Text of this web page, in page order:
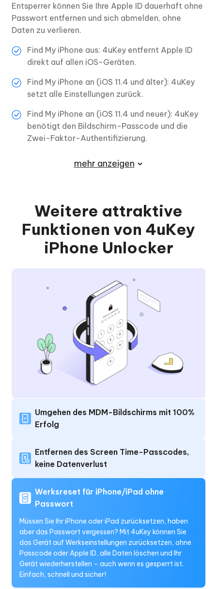
Entsperrer können Sie Ihre Apple ID dauerhaft ohne
Passwort entfernen und sich abmelden, ohne
Daten zu verlieren.
Find My iPhone aus: 4uKey entfernt Apple ID
direkt auf allen iOS-Geräten.
Find My iPhone an (iOS 11.4 und älter): 4uKey
setzt alle Einstellungen zurück.
Find My iPhone an (iOS 11.4 und neuer): 4uKey
benötigt den Bildschirm-Passcode und die
Zwei-Faktor-Authentifizierung.
mehr anzeigen
Weitere attraktive
Funktionen von 4uKey
iPhone Unlocker
Umgehen des MDM-Bildschirms mit 100%
Erfolg
Entfernen des Screen Time-Passcodes,
keine Datenverlust
Werksreset für iPhone/iPad ohne
Passwort
Müssen Sie Ihr iPhone oder iPad zurücksetzen, haben
aber das Passwort vergessen? Mit 4uKey können Sie
das Gerät auf Werkseinstellungen zurücksetzen, ohne
Passcode oder Apple ID, alle Daten löschen und Ihr
Gerät wiederherstellen – auch wenn es gesperrt ist.
Einfach, schnell und sicher!